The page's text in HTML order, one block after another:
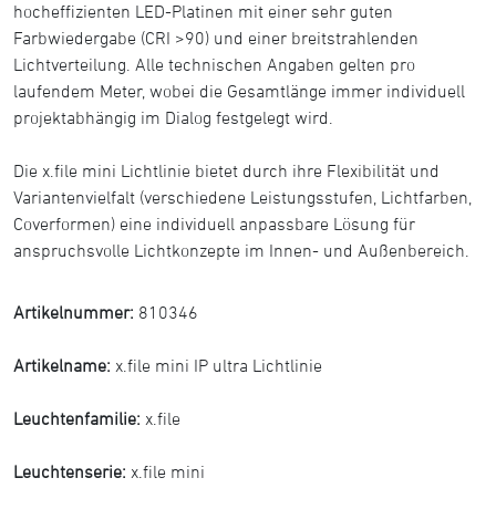
hocheffizienten LED-Platinen mit einer sehr guten
Farbwiedergabe (CRI >90) und einer breitstrahlenden
Lichtverteilung. Alle technischen Angaben gelten pro
laufendem Meter, wobei die Gesamtlänge immer individuell
projektabhängig im Dialog festgelegt wird.
Die x.file mini Lichtlinie bietet durch ihre Flexibilität und
Variantenvielfalt (verschiedene Leistungsstufen, Lichtfarben,
Coverformen) eine individuell anpassbare Lösung für
anspruchsvolle Lichtkonzepte im Innen- und Außenbereich.
Artikelnummer: 810346
Artikelname: x.file mini IP ultra Lichtlinie
Leuchtenfamilie: x.file
Leuchtenserie: x.file mini